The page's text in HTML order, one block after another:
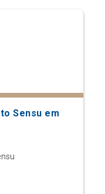
Sensu em